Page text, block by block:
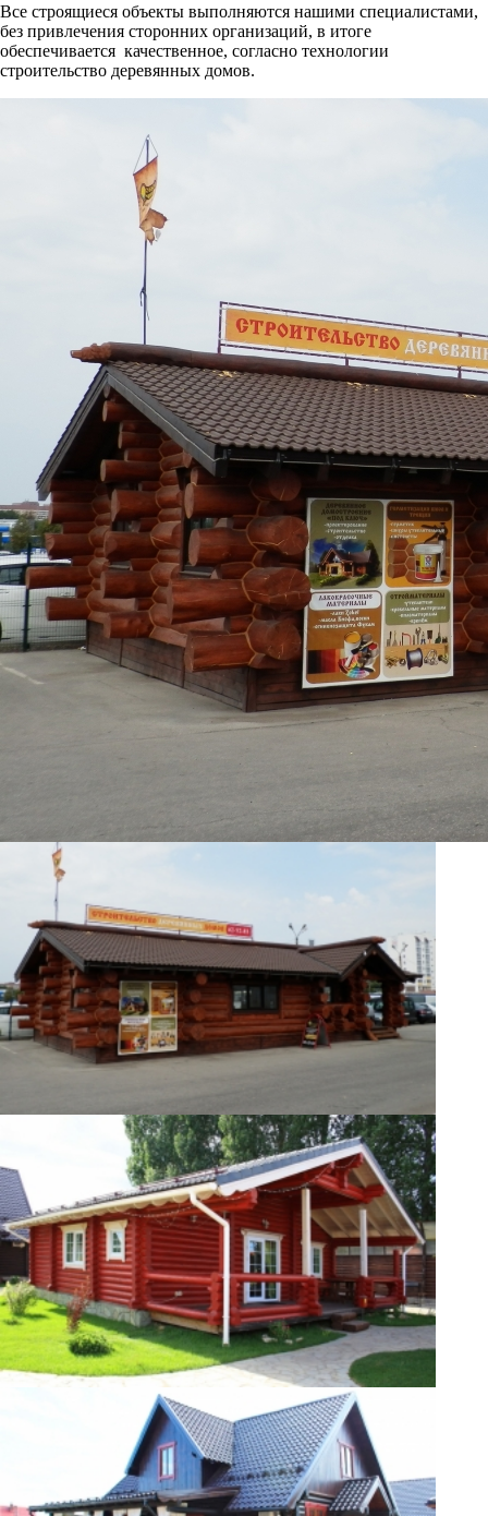
Все строящиеся объекты выполняются нашими специалистами,
без привлечения сторонних организаций, в итоге
обеспечивается качественное, согласно технологии
строительство деревянных домов.